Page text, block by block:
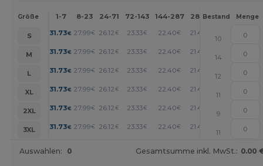
Größe 1-7 8-23 24-71 72-143 144-287 288 + Mehr
Bestand Menge
S 31.73€ 27.99€ 26.12 € 23.33€ 22.40€ 21.46
10
M
31.73€ 27.99€ 26.12 € 23.33€ 22.40€ 21.46
14
L
31.73€ 27.99€ 26.12 € 23.33€ 22.40€ 21.46
12
XL
31.73€ 27.99€ 26.12 € 23.33€ 22.40€ 21.46
11
2XL
31.73€ 27.99€ 26.12 € 23.33€ 22.40€ 21.46
9
3XL
31.73€ 27.99€ 26.12 € 23.33€ 22.40€ 21.46
11
Auswahlen: 0 Gesamtsumme inkl. MwSt.: 0.00